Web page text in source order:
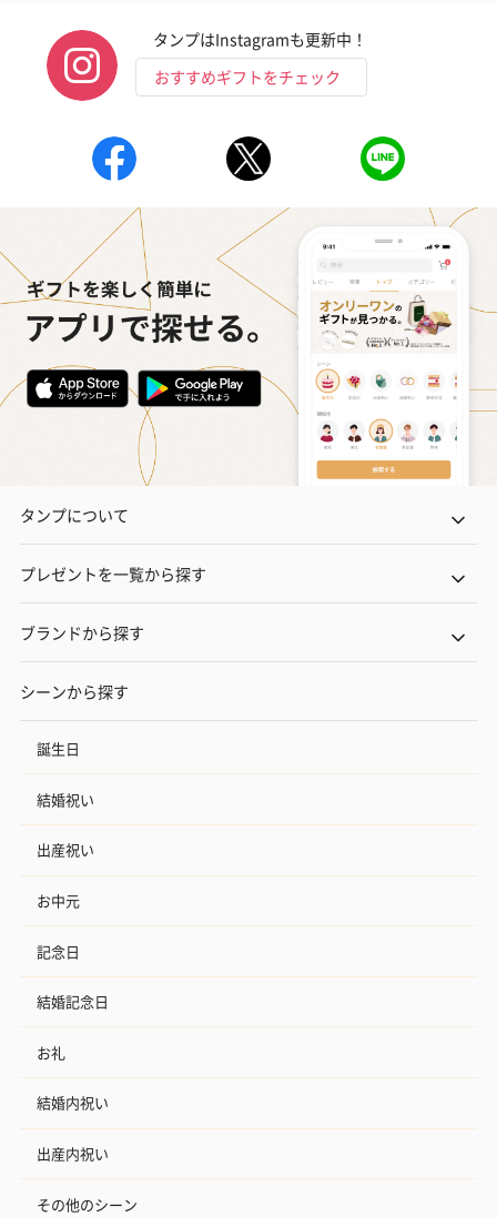
タンプはInstagramも更新中！
おすすめギフトをチェック
タンプについて
プレゼントを一覧から探す
ブランドから探す
シーンから探す
誕生日
結婚祝い
出産祝い
お中元
記念日
結婚記念日
お礼
結婚内祝い
出産内祝い
その他のシーン